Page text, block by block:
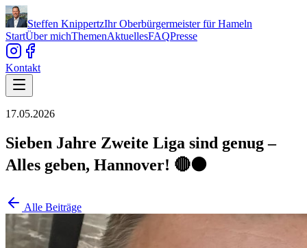
Steffen KnippertzIhr Oberbürgermeister für Hameln
StartÜber michThemenAktuellesFAQPresse
Kontakt
17.05.2026
Sieben Jahre Zweite Liga sind genug –
Alles geben, Hannover! 🔴⚫️
Alle Beiträge